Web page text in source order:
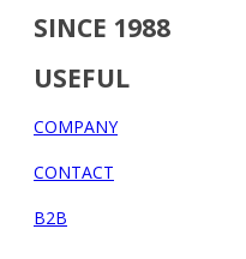
SINCE 1988
USEFUL
COMPANY
CONTACT
B2B